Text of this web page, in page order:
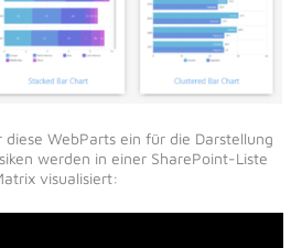
diese WebParts ein für die Darstellung
werden in einer SharePoint-Liste
visualisiert: